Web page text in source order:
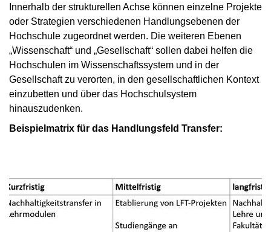
Innerhalb der strukturellen Achse können einzelne Projekte
oder Strategien verschiedenen Handlungsebenen der
Hochschule zugeordnet werden. Die weiteren Ebenen
„Wissenschaft“ und „Gesellschaft“ sollen dabei helfen die
Hochschulen im Wissenschaftssystem und in der
Gesellschaft zu verorten, in den gesellschaftlichen Kontext
einzubetten und über das Hochschulsystem
hinauszudenken.
Beispielmatrix für das Handlungsfeld Transfer: